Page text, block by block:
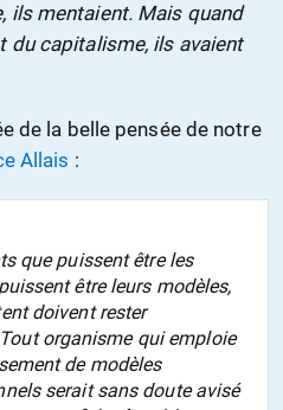
ils mentaient. Mais quand
du capitalisme, ils avaient
de la belle pensée de notre
Allais :
que puissent être les
être leurs modèles,
doivent rester
organisme qui emploie
de modèles
serait sans doute avisé